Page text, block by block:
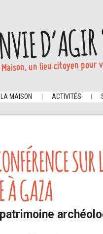
un lieu citoyen
LA MAISON ACTIVITÉS
À GAZA